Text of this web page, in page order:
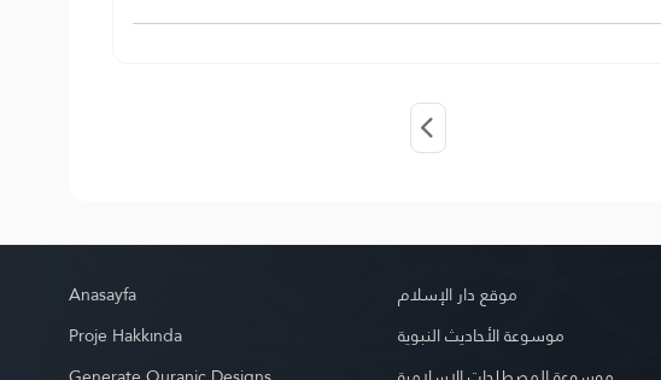
Anasayfa
Proje Hakkında
موقع دار الإسلام
موسوعة الأحاديث النبوية